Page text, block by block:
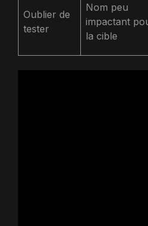
Oublier de
tester
Nom peu
impactant
la cible